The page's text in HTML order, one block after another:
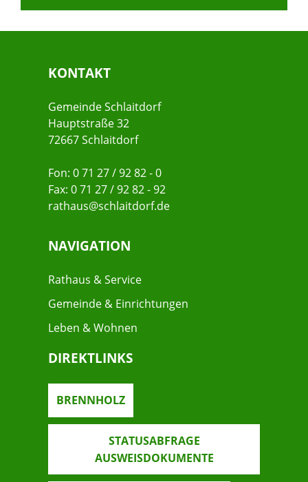
KONTAKT
Gemeinde Schlaitdorf
Hauptstraße 32
72667 Schlaitdorf
Fon: 0 71 27 / 92 82 - 0
Fax: 0 71 27 / 92 82 - 92
rathaus@schlaitdorf.de
NAVIGATION
Rathaus & Service
Gemeinde & Einrichtungen
Leben & Wohnen
DIREKTLINKS
BRENNHOLZ
STATUSABFRAGE
AUSWEISDOKUMENTE